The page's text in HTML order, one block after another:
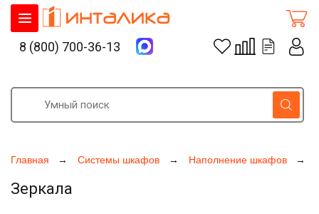
Главная Системы шкафов Наполнение шкафов
Зеркала
8 (800) 700-36-13